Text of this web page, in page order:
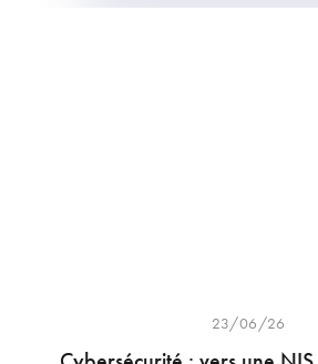
23/06/26